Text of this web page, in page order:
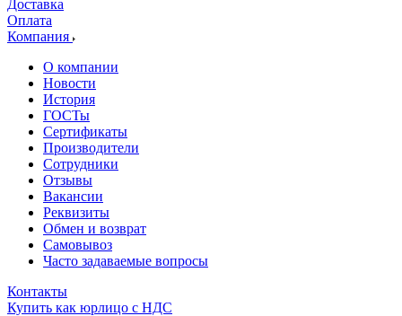
Доставка
Оплата
Компания
О компании
Новости
История
ГОСТы
Сертификаты
Производители
Сотрудники
Отзывы
Вакансии
Реквизиты
Обмен и возврат
Самовывоз
Часто задаваемые вопросы
Контакты
Купить как юрлицо с НДС